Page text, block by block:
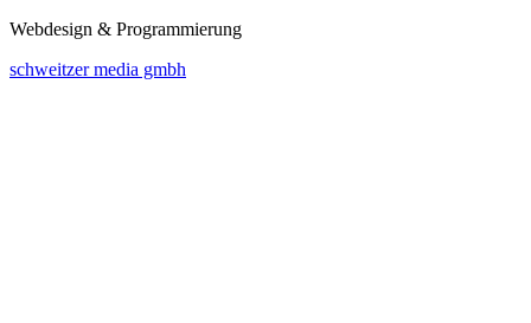
Webdesign & Programmierung
schweitzer media gmbh